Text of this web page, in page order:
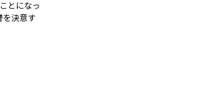
とになっ
を決意す